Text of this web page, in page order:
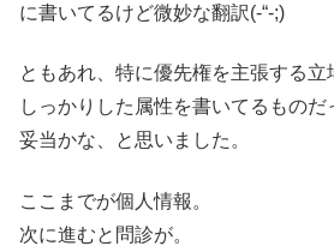
に書いてるけど微妙な翻訳(-“-;)
ともあれ、特に優先権を主張する立
しっかりした属性を書いてるもの
妥当かな、と思いました。
ここまでが個人情報。
次に進むと問診が。